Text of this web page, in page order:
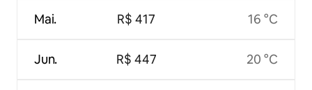
Mai.
Jun.
R$ 417
R$ 447
16 °C
20 °C